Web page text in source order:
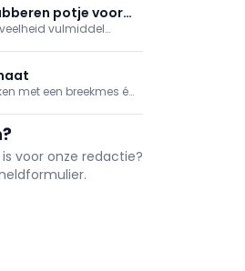
tip. potje voor
vulmiddel
rubberen potje.
met een breekmes én
voor onze redactie?